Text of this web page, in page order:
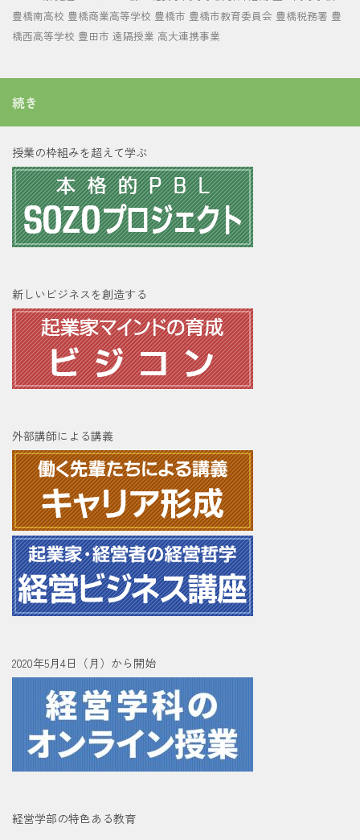
豊橋南高校 豊橋商業高等学校 豊橋市 豊橋市教育委員会 豊橋税務署 豊
橋西高等学校 豊田市 遠隔授業 高大連携事業
続き
授業の枠組みを超えて学ぶ
新しいビジネスを創造する
外部講師による講義
2020年5月4日（月）から開始
経営学部の特色ある教育